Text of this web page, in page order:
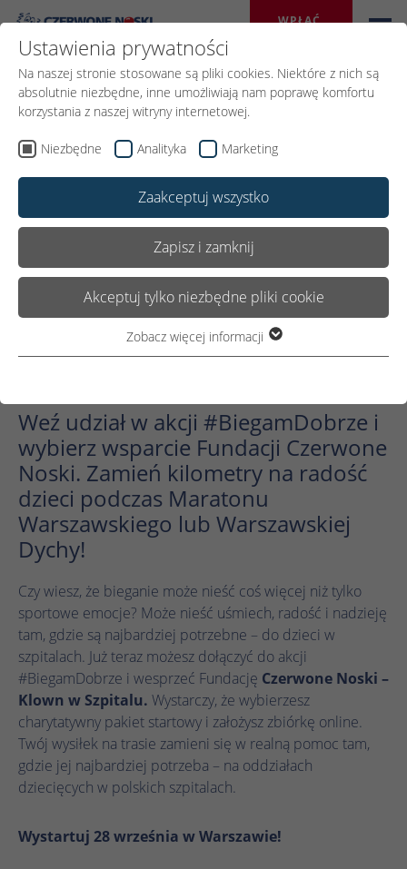
WPŁAĆ
Wróć
Udostępnij:
Pobiegnij dla
Czerwonych Nosków!
Weź udział w akcji #BiegamDobrze i
wybierz wsparcie Fundacji Czerwone
Noski. Zamień kilometry na radość
dzieci podczas Maratonu
Warszawskiego lub Warszawskiej
Dychy!
Czy wiesz, że bieganie może nieść coś więcej niż tylko
sportowe emocje? Może nieść uśmiech, radość i nadzieję
tam, gdzie są najbardziej potrzebne – do dzieci w
szpitalach. Już teraz możesz dołączyć do akcji
#BiegamDobrze i wesprzeć Fundację Czerwone Noski –
Klown w Szpitalu. Wystarczy, że wybierzesz
charytatywny pakiet startowy i założysz zbiórkę online.
Twój wysiłek na trasie zamieni się w realną pomoc tam,
gdzie jej najbardziej potrzeba – na oddziałach
dziecięcych w polskich szpitalach.
Wystartuj 28 września w Warszawie!
Ustawienia prywatności
Na naszej stronie stosowane są pliki cookies. Niektóre z nich są
absolutnie niezbędne, inne umożliwiają nam poprawę komfortu
korzystania z naszej witryny internetowej.
Niezbędne Analityka Marketing
Zaakceptuj wszystko
Zapisz i zamknij
Akceptuj tylko niezbędne pliki cookie
działa prawidłowo.
Nazwa cookie_optin
Dostawca TYPO3
Czas
trwania
1 rok
Zamiar
Ten plik cookie służy do zapisywania
ustawień plików cookie dla tej witryny
internetowej.
Nazwa SgCookieOptin.lastPreferences
Dostawca TYPO3
Czas
trwania
1 rok
zgody. Obejmuje to między innymi losowo
Wyświetl informacje o plikach cookie
Analityka
Nazwa _ga
Czas
trwania
1 rok 1 miesiąc 4 dni
Zamiar
Plik cookie _ga, instalowany przez Google
Analytics, oblicza dane dotyczące
odwiedzających, sesji i kampanii, a także
śledzi wykorzystanie witryny na potrzeby
raportu analitycznego witryny. Plik cookie
przechowuje informacje anonimowo i
przypisuje losowo wygenerowany numer w
Wyświetl informacje o plikach cookie
Marketing
Nazwa _fbp
Dostawca Meta Pixel
Czas
trwania
3 miesiące
Zamiar
Facebook ustawia ten plik cookie w celu
przechowywania i śledzenia interakcji.
Nazwa _gcl_au
Wyświetl informacje o plikach cookie
Zobacz więcej informacji